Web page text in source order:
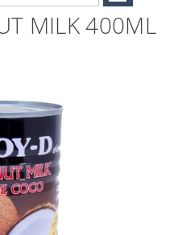
MILK 400ML